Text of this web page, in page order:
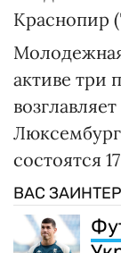
Краснопир
активе три
состоятся
ВАС